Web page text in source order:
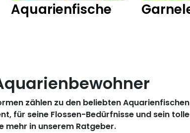
Aquarienfische
zählen zu den beliebten
für seine Flossen-Bedürfnisse und sein
mehr in unserem Ratgeber.